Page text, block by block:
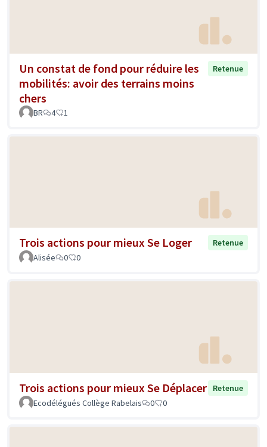
Un constat de fond pour réduire les
mobilités: avoir des terrains moins
chers
Retenue
BR 4 1
Trois actions pour mieux Se Loger
Retenue
Alisée
0 0
Trois actions pour mieux Se Déplacer
Retenue
Ecodélégués Collège Rabelais
0 0